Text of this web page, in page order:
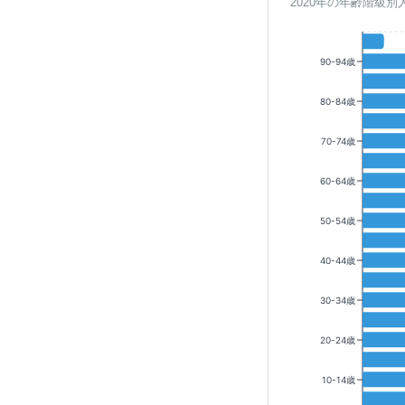
90-94歳
80-84歳
70-74歳
60-64歳
50-54歳
40-44歳
30-34歳
20-24歳
10-14歳